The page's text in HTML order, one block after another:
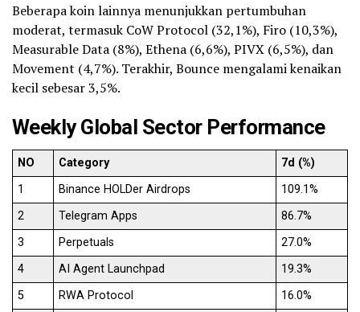
Beberapa koin lainnya menunjukkan pertumbuhan
moderat, termasuk CoW Protocol (32,1%), Firo (10,3%),
Measurable Data (8%), Ethena (6,6%), PIVX (6,5%), dan
Movement (4,7%). Terakhir, Bounce mengalami kenaikan
kecil sebesar 3,5%.
Weekly Global Sector Performance
NO Category
7d (%)
1
Binance HOLDer Airdrops
109.1%
2
Telegram Apps
86.7%
3
Perpetuals
27.0%
4
AI Agent Launchpad
19.3%
5
RWA Protocol
16.0%